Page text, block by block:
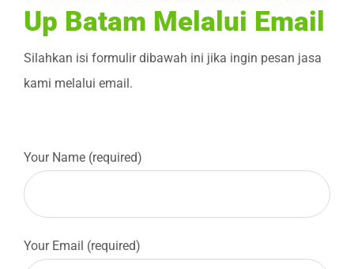
Up Batam Melalui Email
Silahkan isi formulir dibawah ini jika ingin pesan jasa
kami melalui email.
Your Name (required)
Your Email (required)